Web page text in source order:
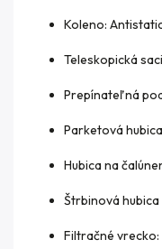
Koleno:
Teleskopická
Prepínateľná
Parketová hubica
Hubica na
Štrbinová hubica
Filtračné vrecko: